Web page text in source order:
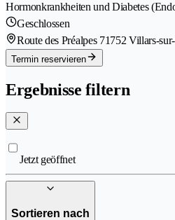
Hormonkrankheiten und Diabetes
Geschlossen
Route des Préalpes 71752 Villars-
Termin reservieren
Ergebnisse filtern
Jetzt geöffnet
Sortieren nach